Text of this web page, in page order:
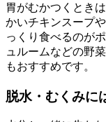
胃がむかつくとき
かいチキンスープ
っくり食べるのが
ュルームなどの野
もおすすめです。
脱水・むくみに